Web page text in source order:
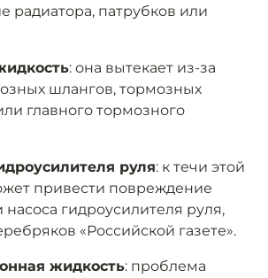
радиатора, патрубков или
: она вытекает из-за
шлангов, тормозных
главного тормозного
руля: к течи этой
привести повреждение
гидроусилителя руля,
«Российской газете».
жидкость: проблема